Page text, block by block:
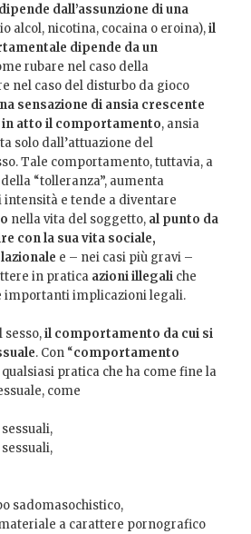
dall’assunzione di una
alcol, nicotina, cocaina o eroina),il
dipende da un
rubare nel caso della
nel caso del disturbo da gioco
sensazione di ansia crescente
in atto il comportamento, ansia
solo dall’attuazione del
Tale comportamento, tuttavia, a
“tolleranza”, aumenta
e tende a diventare
nella vita del soggetto, al punto da
con la sua vita sociale,
e – nei casi più gravi –
in pratica azioni illegali che
importanti implicazioni legali.
sesso,il comportamento da cui si
. Con “comportamento
pratica che ha come fine la
come
sadomasochistico,
a carattere pornografico